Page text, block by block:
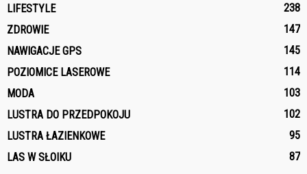
LIFESTYLE
238
ZDROWIE
147
NAWIGACJE GPS
145
POZIOMICE LASEROWE
114
MODA
103
LUSTRA DO PRZEDPOKOJU
102
LUSTRA ŁAZIENKOWE
95
LAS W SŁOIKU
87